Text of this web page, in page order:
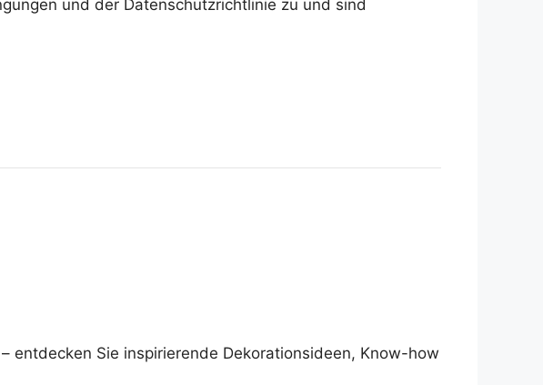
und der Datenschutzrichtlinie zu und sind
entdecken Sie inspirierende Dekorationsideen, Know-how